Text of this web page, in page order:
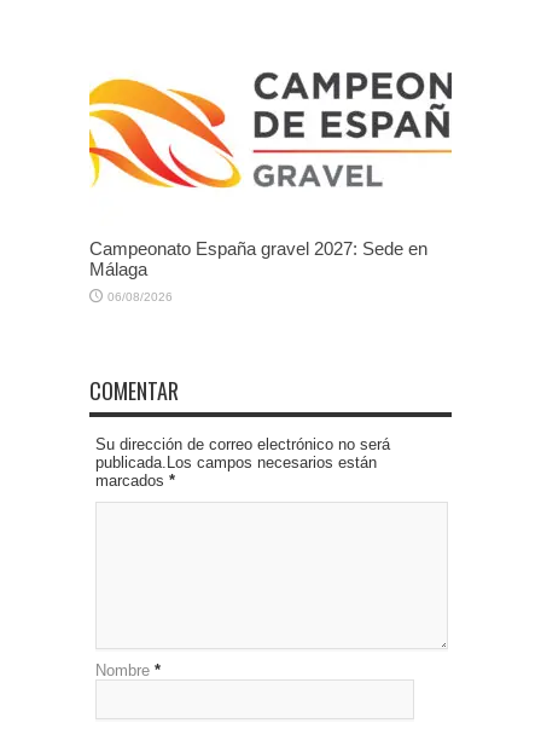
Campeonato España gravel 2027: Sede en
Málaga
06/08/2026
COMENTAR
Su dirección de correo electrónico no será
publicada.Los campos necesarios están
marcados *
Nombre *